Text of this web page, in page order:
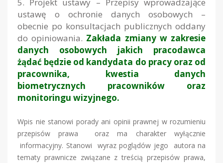
5. Projekt ustawy – Przepisy wprowadzające
ustawę o ochronie danych osobowych –
obecnie po konsultacjach publicznych oddany
do opiniowania. Zakłada zmiany w zakresie
danych osobowych jakich pracodawca
żądać będzie od kandydata do pracy oraz od
pracownika, kwestia danych
biometrycznych pracowników oraz
monitoringu wizyjnego.
Wpis nie stanowi porady ani opinii prawnej w rozumieniu
przepisów prawa oraz ma charakter wyłącznie
informacyjny. Stanowi wyraz poglądów jego autora na
tematy prawnicze związane z treścią przepisów prawa,